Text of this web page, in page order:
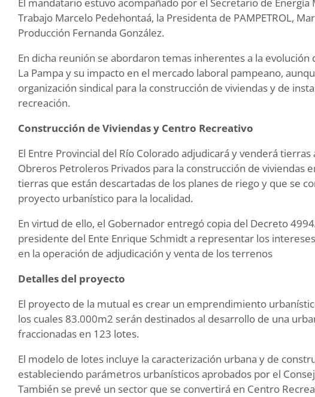
El mandatario estuvo acompañado por el Secretario de Energía
Trabajo Marcelo Pedehontaá, la Presidenta de PAMPETROL,
Producción Fernanda González.
En dicha reunión se abordaron temas inherentes a la evolución
La Pampa y su impacto en el mercado laboral pampeano,
organización sindical para la construcción de viviendas y de
recreación.
Construcción de Viviendas y Centro Recreativo
El Entre Provincial del Río Colorado adjudicará y venderá
Obreros Petroleros Privados para la construcción de viviendas
tierras que están descartadas de los planes de riego y que se
proyecto urbanístico para la localidad.
En virtud de ello, el Gobernador entregó copia del Decreto
presidente del Ente Enrique Schmidt a representar los
en la operación de adjudicación y venta de los terrenos
Detalles del proyecto
El proyecto de la mutual es crear un emprendimiento
los cuales 83.000m2 serán destinados al desarrollo de una
fraccionadas en 123 lotes.
El modelo de lotes incluye la caracterización urbana y de
estableciendo parámetros urbanísticos aprobados por el
También se prevé un sector que se convertirá en Centro